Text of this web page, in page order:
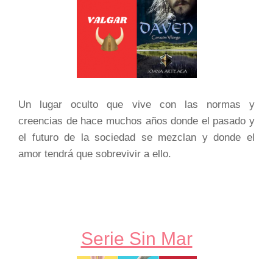
Un lugar oculto que vive con las normas y
creencias de hace muchos años donde el pasado y
el futuro de la sociedad se mezclan y donde el
amor tendrá que sobrevivir a ello.
Serie Sin Mar